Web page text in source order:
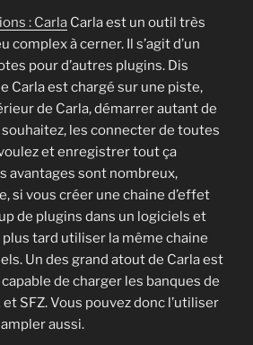
: Carla Carla est un outil très
complex à cerner. Il s’agit d’un
pour d’autres plugins. Dis
Carla est chargé sur une piste,
de Carla, démarrer autant de
les connecter de toutes
et enregistrer tout ça
avantages sont nombreux,
si vous créer une chaine d’effet
de plugins dans un logiciels et
tard utiliser la même chaine
Un des grand atout de Carla est
de charger les banques de
SFZ. Vous pouvez donc l’utiliser
aussi.